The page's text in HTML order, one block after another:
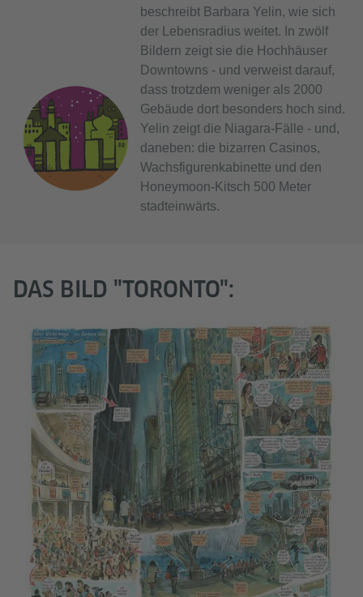
beschreibt Barbara Yelin, wie sich
der Lebensradius weitet. In zwölf
Bildern zeigt sie die Hochhäuser
Downtowns - und verweist darauf,
dass trotzdem weniger als 2000
Gebäude dort besonders hoch sind.
Yelin zeigt die Niagara-Fälle - und,
daneben: die bizarren Casinos,
Wachsfigurenkabinette und den
Honeymoon-Kitsch 500 Meter
stadteinwärts.
DAS BILD "TORONTO":